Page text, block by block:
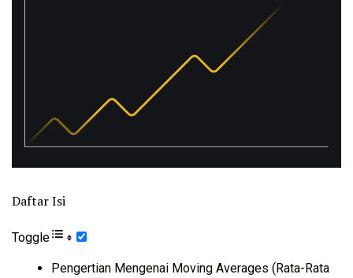
Daftar Isi
Toggle
Pengertian Mengenai Moving Averages (Rata-Rata